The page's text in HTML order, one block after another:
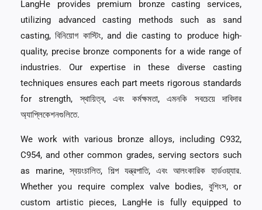
LangHe provides premium bronze casting services,
utilizing advanced casting methods such as sand
casting, বিনিয়োগ কাস্টিং,and die casting to produce high-
quality, precise bronze components for a wide range of
industries. Our expertise in these diverse casting
techniques ensures each part meets rigorous standards
for strength, স্থায়িত্ব, এবং কর্মক্ষমতা, এমনকি সবচেয়ে দাবিদার
অ্যাপ্লিকেশনগুলিতে.
We work with various bronze alloys, including C932,
C954,and other common grades, serving sectors such
as marine, স্বয়ংচালিত, শিল্প যন্ত্রপাতি, এবং আলংকারিক হার্ডওয়্যার.
Whether you require complex valve bodies, বুশিংস,or
custom artistic pieces, LangHe is fully equipped to